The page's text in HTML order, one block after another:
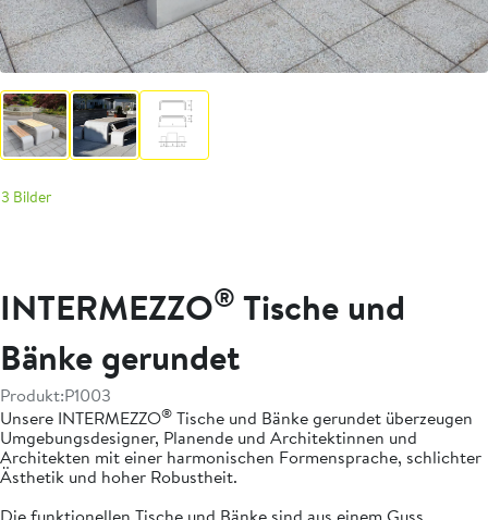
3 Bilder
INTERMEZZO® Tische und
Bänke gerundet
Produkt:P1003
Unsere INTERMEZZO® Tische und Bänke gerundet überzeugen
Umgebungsdesigner, Planende und Architektinnen und
Architekten mit einer harmonischen Formensprache, schlichter
Ästhetik und hoher Robustheit.